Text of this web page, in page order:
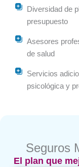
Diversidad de
presupuesto
Asesores
de salud
Servicios
psicológica y
Seguros
El plan que